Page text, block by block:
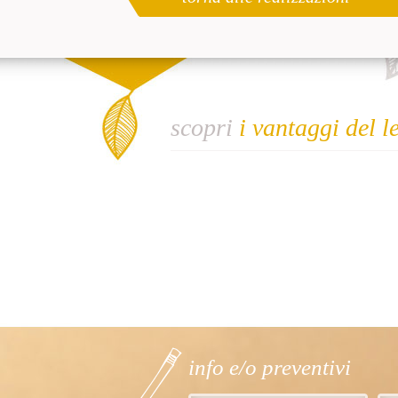
scopri i vantaggi del
info e/o preventivi